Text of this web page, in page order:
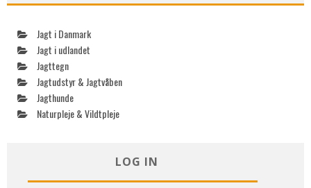
Jagt i Danmark
Jagt i udlandet
Jagttegn
Jagtudstyr & Jagtvåben
Jagthunde
Naturpleje & Vildtpleje
LOG IN